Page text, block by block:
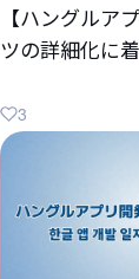
【ハングルア
ツの詳細化に
3